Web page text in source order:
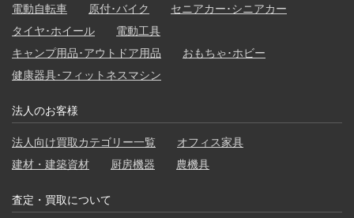
電動自転車
原付･バイク
セニアカー･シニアカー
タイヤ･ホイール
電動工具
キャンプ用品･アウトドア用品
おもちゃ･ホビー
健康器具･フィットネスマシン
法人のお客様
法人向け買取カテゴリー一覧
オフィス家具
建材・建築資材
厨房機器 農機具
査定・買取について